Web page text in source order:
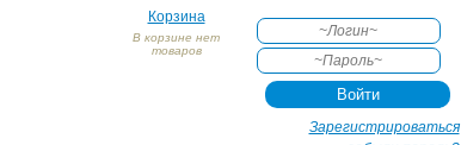
Корзина
В корзине нет
товаров
Зарегистрироваться